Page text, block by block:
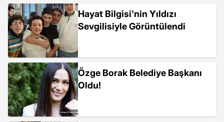
Hayat Bilgisi'nin Yıldızı
Sevgilisiyle Görüntülendi
Özge Borak Belediye Başkanı
Oldu!